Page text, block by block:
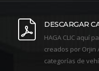
DESCARGAR
HAGA CLIC aquí
creados por Orjin
categorías de